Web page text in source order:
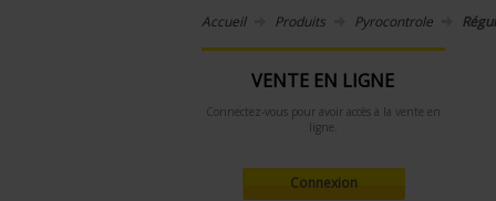
Accueil Produits Pyrocontrole
VENTE EN LIGNE
Connectez-vous pour avoir accès à la vente en
ligne.
Connexion